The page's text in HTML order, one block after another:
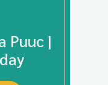
Puuc |